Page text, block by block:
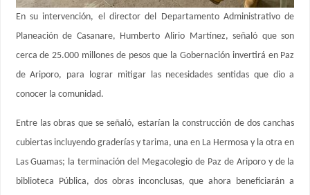
En su intervención, el director del Departamento Administrativo de
Planeación de Casanare, Humberto Alirio Martínez, señaló que son
cerca de 25.000 millones de pesos que la Gobernación invertirá en Paz
de Ariporo, para lograr mitigar las necesidades sentidas que dio a
conocer la comunidad.
Entre las obras que se señaló, estarían la construcción de dos canchas
cubiertas incluyendo graderías y tarima, una en La Hermosa y la otra en
Las Guamas; la terminación del Megacolegio de Paz de Ariporo y de la
biblioteca Pública, dos obras inconclusas, que ahora beneficiarán a